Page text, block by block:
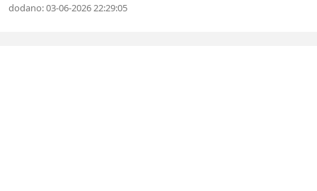
dodano: 03-06-2026 22:29:05